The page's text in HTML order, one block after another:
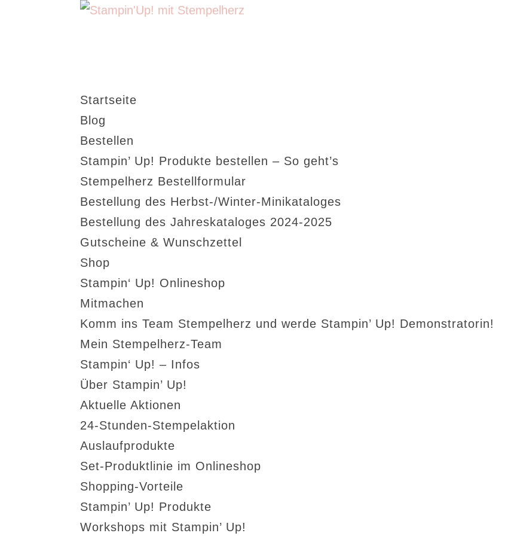
Startseite
Blog
Bestellen
Stampin’ Up! Produkte bestellen – So geht’s
Stempelherz Bestellformular
Bestellung des Herbst-/Winter-Minikataloges
Bestellung des Jahreskataloges 2024-2025
Gutscheine & Wunschzettel
Shop
Stampin‘ Up! Onlineshop
Mitmachen
Komm ins Team Stempelherz und werde Stampin’ Up! Demonstratorin!
Mein Stempelherz-Team
Stampin‘ Up! – Infos
Über Stampin’ Up!
Aktuelle Aktionen
24-Stunden-Stempelaktion
Auslaufprodukte
Set-Produktlinie im Onlineshop
Shopping-Vorteile
Stampin’ Up! Produkte
Workshops mit Stampin’ Up!